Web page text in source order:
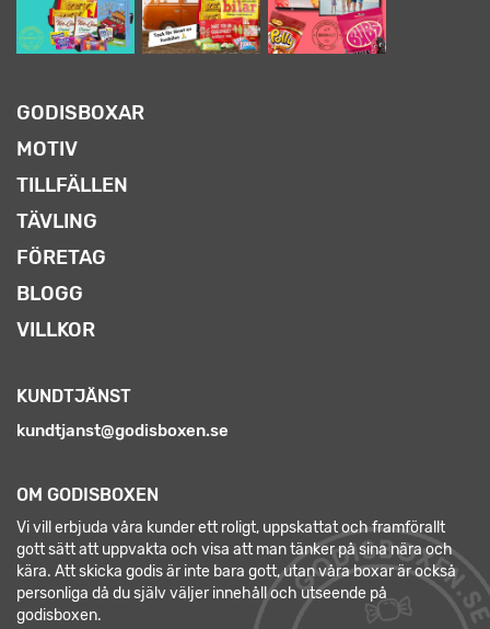
GODISBOXAR
MOTIV
TILLFÄLLEN
TÄVLING
FÖRETAG
BLOGG
VILLKOR
KUNDTJÄNST
kundtjanst@godisboxen.se
OM GODISBOXEN
Vi vill erbjuda våra kunder ett roligt, uppskattat och framförallt
gott sätt att uppvakta och visa att man tänker på sina nära och
kära. Att skicka godis är inte bara gott, utan våra boxar är också
personliga då du själv väljer innehåll och utseende på
godisboxen.